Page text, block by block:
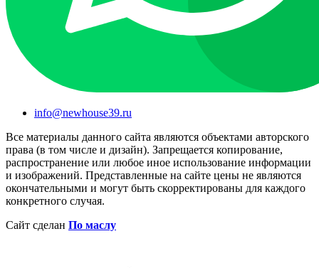
info@newhouse39.ru
Все материалы данного сайта являются объектами авторского
права (в том числе и дизайн). Запрещается копирование,
распространение или любое иное использование информации
и изображений. Представленные на сайте цены не являются
окончательными и могут быть скорректированы для каждого
конкретного случая.
Сайт сделан По маслу